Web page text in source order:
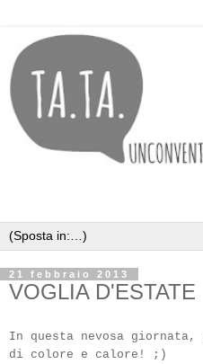
21 febbraio 2013
VOGLIA D'ESTATE
In questa nevosa
di colore e calore! ;)